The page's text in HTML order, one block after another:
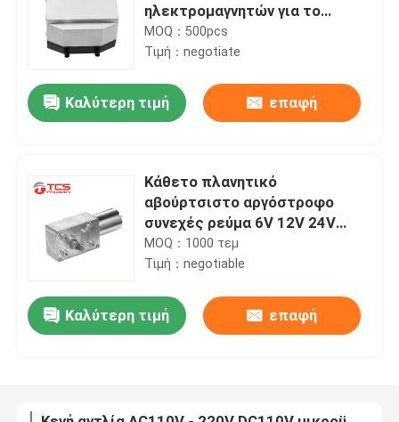
Σπίτι
Προϊόντα
Εμφάνιση VR
ηλεκτρομαγνητών για το
όργανο ομορφιάς κρεβατιών
αέρα μασάζ
MOQ：500pcs
Τιμή：negotiate
Καλύτερη τιμή επαφή
Κάθετο πλανητικό
αβούρτσιστο αργόστροφο
συνεχές ρεύμα 6V 12V 24V
μηχανών εργαλείων
σκουληκιών που συνδέεται
MOQ：1000 τεμ
Τιμή：negotiable
Καλύτερη τιμή επαφή